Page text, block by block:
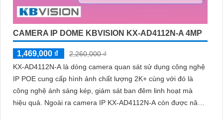
CAMERA IP DOME KBVISION KX-AD4112N-A 4MP
1,469,000 ₫
2,260,000 ₫
KX-AD4112N-A là dòng camera quan sát sử dụng công nghệ
IP POE cung cấp hình ảnh chất lượng 2K+ cùng với đó là
công nghệ ánh sáng kép, giám sát ban đêm linh hoạt mà
hiệu quả. Ngoài ra camera IP KX-AD4112N-A còn được nâng